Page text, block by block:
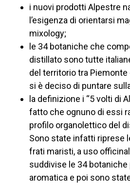
i nuovi prodotti Alpestre
l’esigenza di orientarsi
mixology;
le 34 botaniche che
distillato sono tutte
del territorio tra Piemonte
si è deciso di puntare
la definizione i “5 volti di
fatto che ognuno di essi
profilo organolettico del
Sono state infatti riprese
frati maristi, a uso
suddivise le 34 botaniche
aromatica e poi sono